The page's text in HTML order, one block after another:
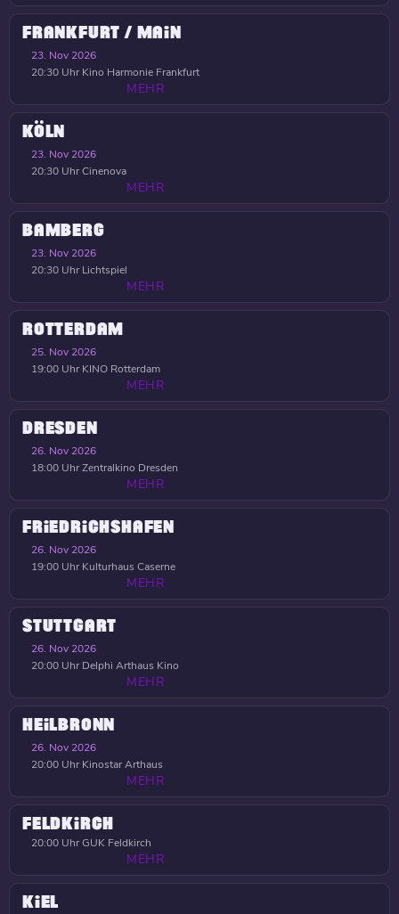
FRANKFURT / MAIN
23. Nov 2026
20:30 Uhr Kino Harmonie Frankfurt
MEHR
KÖLN
23. Nov 2026
20:30 UhrCinenova
MEHR
BAMBERG
23. Nov 2026
20:30 Uhr Lichtspiel
MEHR
ROTTERDAM
25. Nov 2026
19:00 Uhr KINO Rotterdam
MEHR
DRESDEN
26. Nov 2026
18:00 UhrZentralkino Dresden
MEHR
FRIEDRICHSHAFEN
26. Nov 2026
19:00 Uhr Kulturhaus Caserne
MEHR
STUTTGART
26. Nov 2026
20:00 Uhr Delphi Arthaus Kino
MEHR
HEILBRONN
26. Nov 2026
20:00 Uhr Kinostar Arthaus
MEHR
FELDKIRCH
20:00 UhrGUK Feldkirch
MEHR
KIEL